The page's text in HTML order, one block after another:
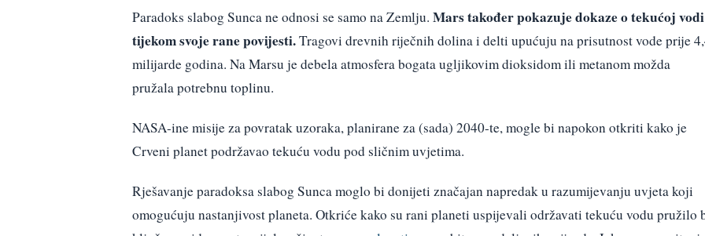
Paradoks slabog Sunca ne odnosi se samo na Zemlju. Mars također pokazuje dokaze o tekućoj vodi
tijekom svoje rane povijesti.Tragovi drevnih riječnih dolina i delti upućuju na prisutnost vode prije
milijarde godina. Na Marsu je debela atmosfera bogata ugljikovim dioksidom ili metanom možda
pružala potrebnu toplinu.
NASA-ine misije za povratak uzoraka, planirane za (sada) 2040-te, mogle bi napokon otkriti kako je
Crveni planet podržavao tekuću vodu pod sličnim uvjetima.
Rješavanje paradoksa slabog Sunca moglo bi donijeti značajan napredak u razumijevanju uvjeta koji
omogućuju nastanjivost planeta. Otkriće kako su rani planeti uspijevali održavati tekuću vodu pružilo